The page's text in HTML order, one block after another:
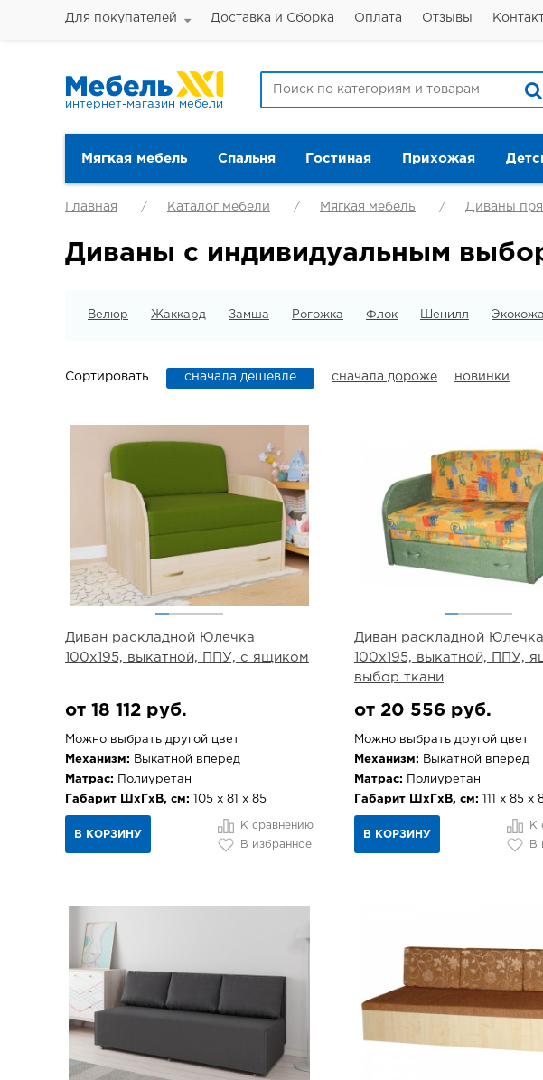
Для покупателей Доставка и Сборка Оплата Отзывы
интернет-магазин мебели
Мягкая мебель Спальня Гостиная Прихожая
Главная Каталог мебели Мягкая мебель Диваны
Диваны с индивидуальным
Велюр Жаккард Замша Рогожка Флок Шенилл Экокожа
Сортировать сначала дешевле сначала дороже новинки
Диван раскладной Юлечка
100х195, выкатной, ППУ, с ящиком
от 18 112 руб.
Можно выбрать другой цвет
Механизм: Выкатной вперед
Матрас: Полиуретан
Габарит ШхГхВ, см: 105 х 81 х 85
В КОРЗИНУ
К сравнению
В избранное
Диван раскладной
100х195, выкатной, ППУ,
выбор ткани
от 20 556 руб.
Можно выбрать другой цвет
Механизм: Выкатной вперед
Матрас: Полиуретан
Габарит ШхГхВ, см: 111 х 85 х
В КОРЗИНУ
К
В